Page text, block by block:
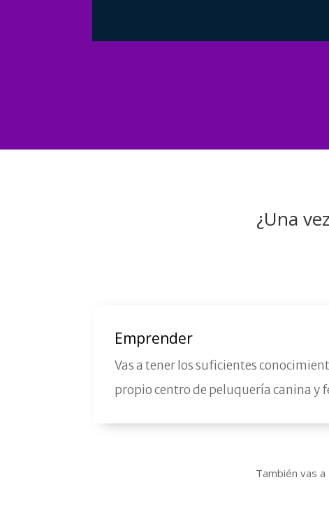
¿Una
Emprender
Vas a tener los suficientes
propio centro de peluquería canina y
También vas a